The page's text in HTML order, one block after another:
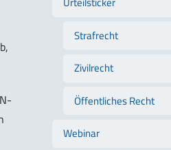
Strafrecht
Zivilrecht
Öffentliches Recht
Webinar